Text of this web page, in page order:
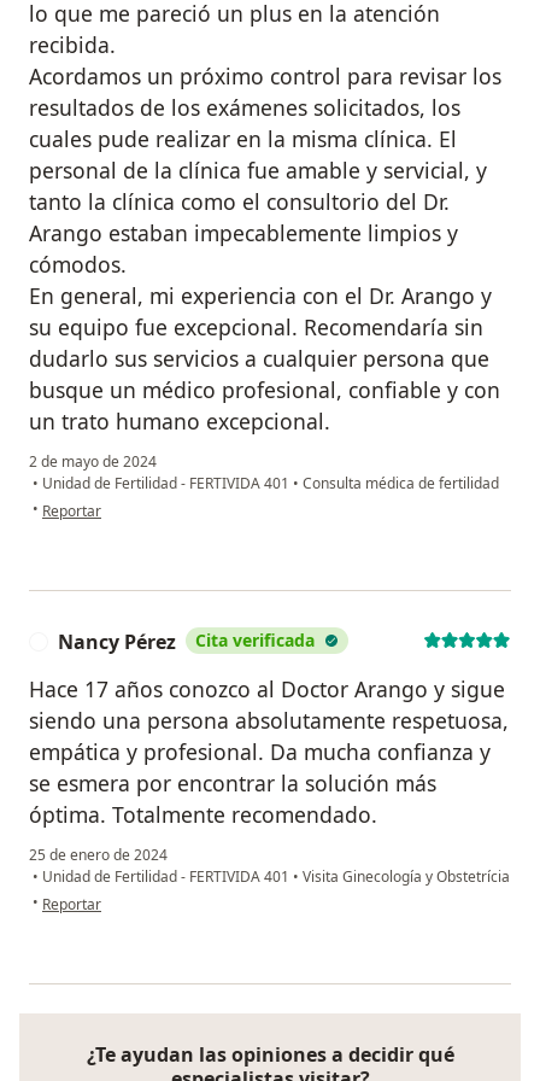
lo que me pareció un plus en la atención
recibida.
Acordamos un próximo control para revisar los
resultados de los exámenes solicitados, los
cuales pude realizar en la misma clínica. El
personal de la clínica fue amable y servicial, y
tanto la clínica como el consultorio del Dr.
Arango estaban impecablemente limpios y
cómodos.
En general, mi experiencia con el Dr. Arango y
su equipo fue excepcional. Recomendaría sin
dudarlo sus servicios a cualquier persona que
busque un médico profesional, confiable y con
un trato humano excepcional.
2 de mayo de 2024
• Unidad de Fertilidad - FERTIVIDA 401 • Consulta médica de fertilidad
• en opinión del usuario Carolina
Reportar
Nancy Pérez Cita verificada
Hace 17 años conozco al Doctor Arango y sigue
siendo una persona absolutamente respetuosa,
empática y profesional. Da mucha confianza y
se esmera por encontrar la solución más
óptima. Totalmente recomendado.
25 de enero de 2024
• Unidad de Fertilidad - FERTIVIDA 401 • Visita Ginecología y Obstetrícia
• en opinión del usuario Nancy Pérez
Reportar
¿Te ayudan las opiniones a decidir qué